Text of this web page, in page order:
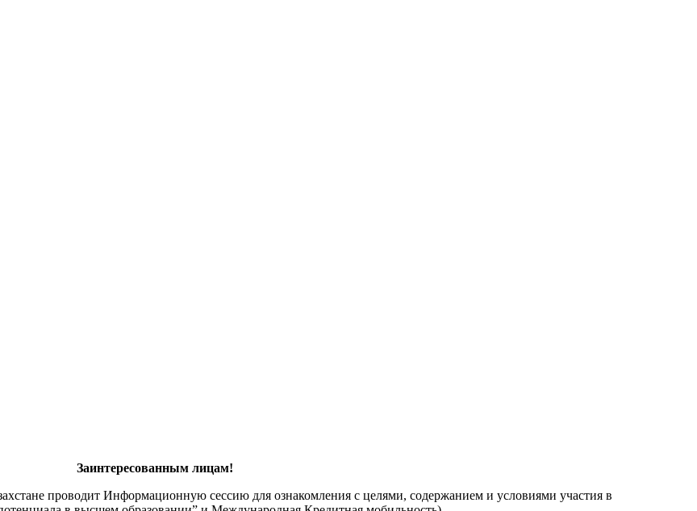
Заинтересованным лицам!
проводит Информационную сессию для ознакомления с целями, содержанием и условиями участия в